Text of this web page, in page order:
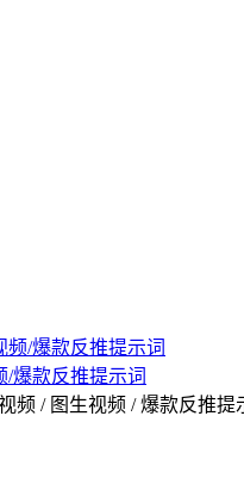
/爆款反推提示词
频 / 图生视频 / 爆款反推